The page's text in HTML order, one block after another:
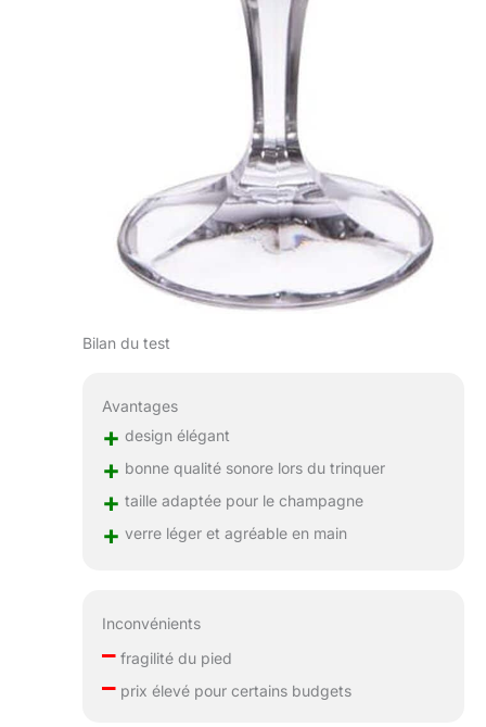
Bilan du test
Avantages
+ design élégant
+ bonne qualité sonore lors du trinquer
+ taille adaptée pour le champagne
+ verre léger et agréable en main
Inconvénients
–fragilité du pied
–prix élevé pour certains budgets